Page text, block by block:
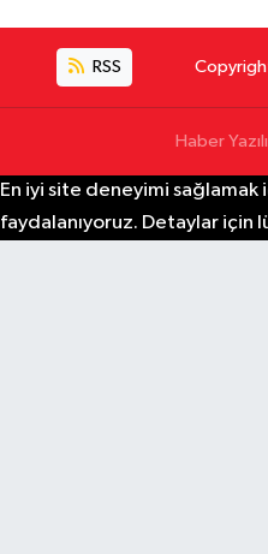
RSS
Haber
En iyi site deneyimi
faydalanıyoruz. Detaylar için